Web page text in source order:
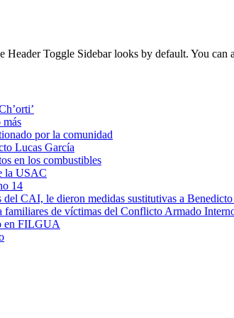
Toggle Sidebar looks by default. You can
más
por la comunidad
Lucas García
en los combustibles
la USAC
14
CAI, le dieron medidas sustitutivas a
familiares de víctimas del Conflicto Armado
en FILGUA